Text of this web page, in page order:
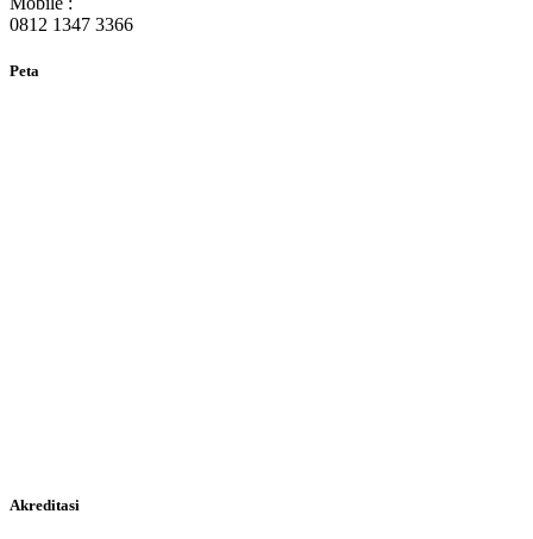
0812 1347 3366
Peta
Akreditasi